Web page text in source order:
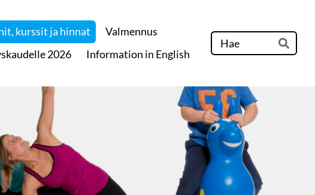
kurssit ja hinnat
Valmennus
2026 Information in English Hae